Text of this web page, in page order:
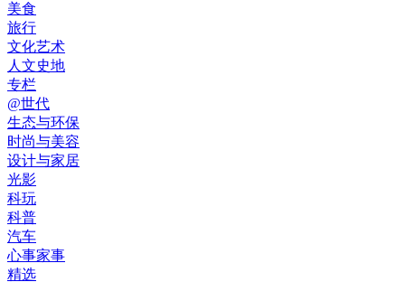
美食
旅行
文化艺术
人文史地
专栏
@世代
生态与环保
时尚与美容
设计与家居
光影
科玩
科普
汽车
心事家事
精选